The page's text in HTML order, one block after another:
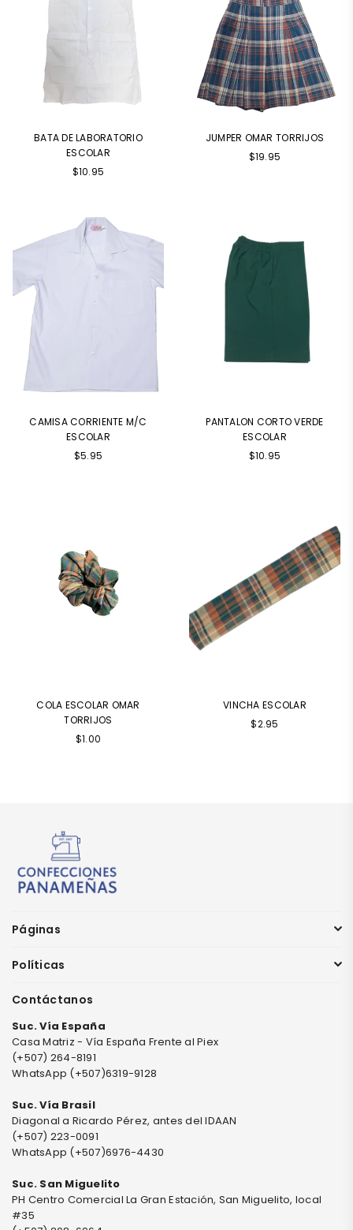
BATA DE LABORATORIO
ESCOLAR
$10.95
JUMPER OMAR TORRIJOS
$19.95
CAMISA CORRIENTE M/C
ESCOLAR
$5.95
PANTALON CORTO VERDE
ESCOLAR
Precio
$10.95
COLA ESCOLAR OMAR
TORRIJOS
Precio
$1.00
VINCHA ESCOLAR
Precio
$2.95
Páginas
Políticas
Contáctanos
Suc. Vía España
Casa Matriz - Vía España Frente al Piex
(+507) 264-8191
WhatsApp (+507)6319-9128
Suc. Vía Brasil
Diagonal a Ricardo Pérez, antes del IDAAN
(+507) 223-0091
WhatsApp (+507)6976-4430
Suc. San Miguelito
PH Centro Comercial La Gran Estación, San Miguelito, local
#35